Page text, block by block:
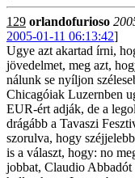
129 orlandofurioso
2005-01-11 06:13:42]
Ugye azt akartad írni,
jövedelmet, meg azt,
nálunk se nyíljon
Chicagóiak Luzernben
EUR-ért adják, de a
drágább a Tavaszi
szorulva, hogy
is a választ, hogy: no
jobbat, Claudio